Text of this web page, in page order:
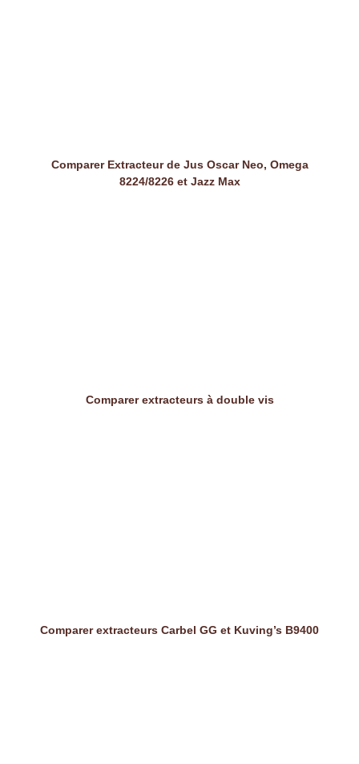
Comparer Extracteur de Jus Oscar Neo, Omega
8224/8226 et Jazz Max
Comparer extracteurs à double vis
Comparer extracteurs Carbel GG et Kuving’s B9400